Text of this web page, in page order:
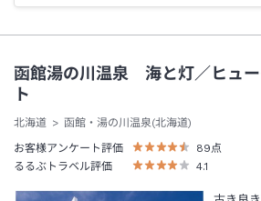
函館湯の川温泉 海と灯／ヒュ
ト
北海道
函館・湯の川温泉(北海道)
お客様アンケート評価
89 点
るるぶトラベル評価
4.1